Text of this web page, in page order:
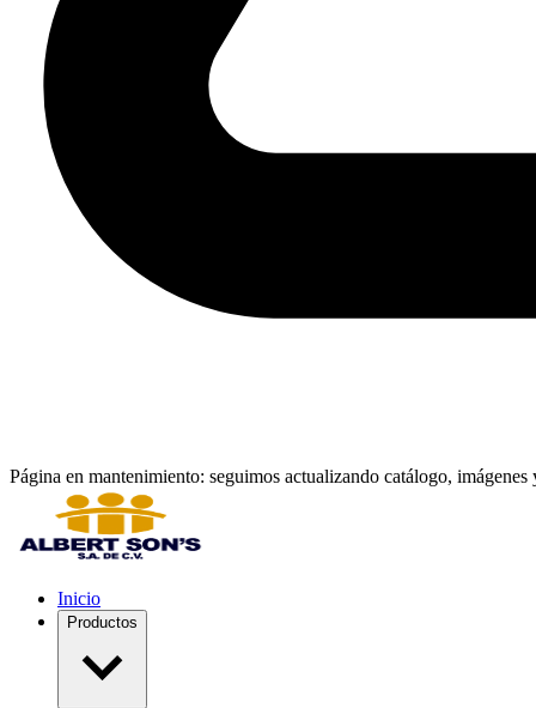
Página en mantenimiento: seguimos actualizando catálogo,
Inicio
Productos